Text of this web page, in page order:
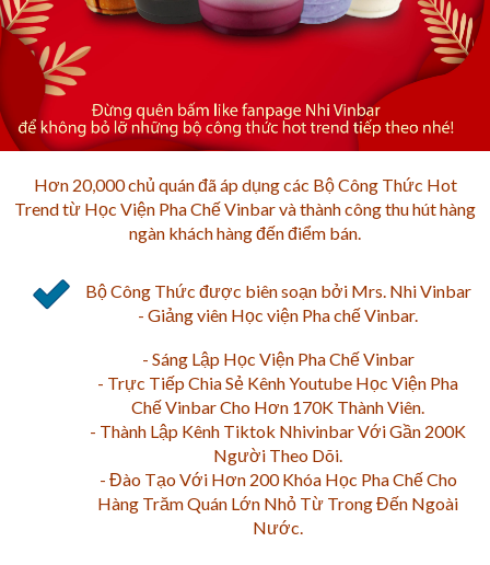
Hơn 20,000 chủ quán đã áp dụng các Bộ Công Thức Hot
Trend từ Học Viện Pha Chế Vinbar và thành công thu hút hàng
ngàn khách hàng đến điểm bán.
Bộ Công Thức được biên soạn bởi Mrs. Nhi Vinbar
- Giảng viên Học viện Pha chế Vinbar.
- Sáng Lập Học Viện Pha Chế Vinbar
- Trực Tiếp Chia Sẻ Kênh Youtube Học Viện Pha
Chế Vinbar Cho Hơn 170K Thành Viên.
- Thành Lập Kênh Tiktok Nhivinbar Với Gần 200K
Người Theo Dõi.
- Đào Tạo Với Hơn 200 Khóa Học Pha Chế Cho
Hàng Trăm Quán Lớn Nhỏ Từ Trong Đến Ngoài
Nước.